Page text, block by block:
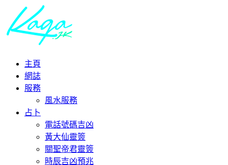
主頁
網誌
服務
風水服務
占卜
電話號碼吉凶
黃大仙靈簽
關聖帝君靈簽
時辰吉凶預兆